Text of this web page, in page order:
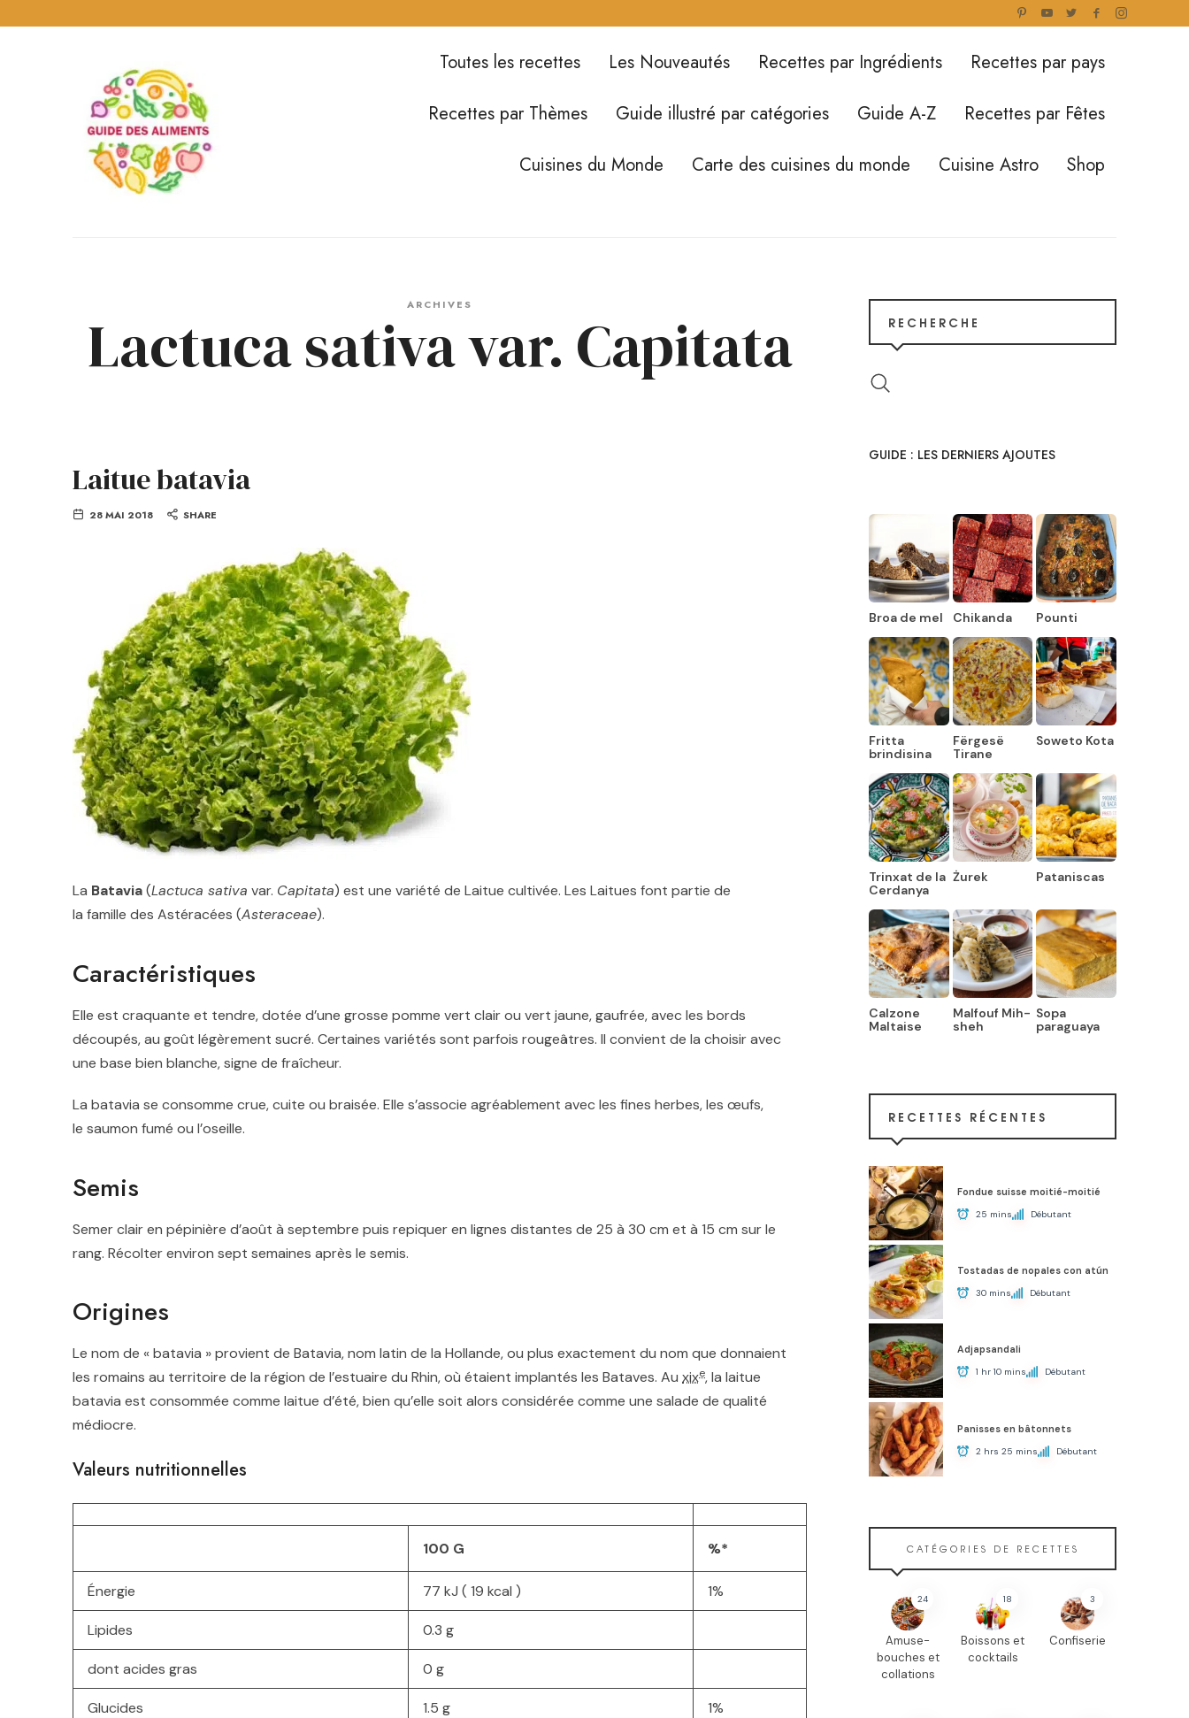
Guide
des
Aliments
Toutes les recettes Les Nouveautés Recettes par Ingrédients
Recettes par pays
Recettes par Thèmes
Guide illustré par catégories Guide A-Z
Recettes par Fêtes
Cuisines du Monde
Carte des cuisines du monde Cuisine Astro Shop
ARCHIVES
Lactuca sativa var. Capitata
Laitue batavia
28 MAI 2018 SHARE
La Batavia(Lactuca sativa var. Capitata) est une variété de Laitue cultivée. Les Laitues font partie de
la famille des Astéracées (Asteraceae).
Caractéristiques
Elle est craquante et tendre, dotée d’une grosse pomme vert clair ou vert jaune, gaufrée, avec les bords
découpés, au goût légèrement sucré. Certaines variétés sont parfois rougeâtres. Il convient de la choisir avec
une base bien blanche, signe de fraîcheur.
La batavia se consomme crue, cuite ou braisée. Elle s’associe agréablement avec les fines herbes, les œufs,
le saumon fumé ou l’oseille.
Semis
Semer clair en pépinière d’août à septembre puis repiquer en lignes distantes de 25 à 30 cm et à 15 cm sur le
rang. Récolter environ sept semaines après le semis.
Origines
Le nom de « batavia » provient de Batavia, nom latin de la Hollande, ou plus exactement du nom que donnaient
les romains au territoire de la région de l’estuaire du Rhin, où étaient implantés les Bataves. Au xixe, la laitue
batavia est consommée comme laitue d’été, bien qu’elle soit alors considérée comme une salade de qualité
médiocre.
Valeurs nutritionnelles
100 G %*
Énergie 77 kJ ( 19 kcal ) 1%
Lipides 0.3 g
dont acides gras 0 g
Glucides 1.5 g 1%
RECHERCHE
GUIDE : LES DERNIERS AJOUTES
Broa de mel Chikanda Pounti
Fritta
brindisina
Fërgesë
Tirane
Soweto Kota
Trinxat de la
Cerdanya
Żurek Pataniscas
Calzone
Maltaise
Malfouf Mih-
sheh
Sopa
paraguaya
RECETTES RÉCENTES
Fondue suisse moitié-moitié
25 mins Débutant
Tostadas de nopales con atún
30 mins Débutant
Adjapsandali
1 hr 10 mins Débutant
Panisses en bâtonnets
2 hrs 25 mins Débutant
CATÉGORIES DE RECETTES
24
Amuse-
bouches et
collations
18
Boissons et
cocktails
3
Confiserie